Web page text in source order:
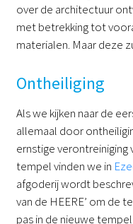
over de architectuur
met betrekking tot
materialen. Maar deze
Ontheiliging
Als we kijken naar de
allemaal door
ernstige
tempel vinden we in
afgoderij wordt
van de HEERE’ om de
pas in de nieuwe